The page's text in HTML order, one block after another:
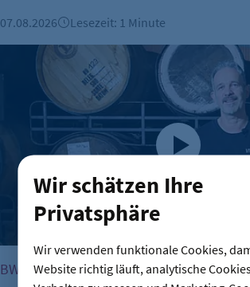
Wir schätzen Ihre
Privatsphäre
Wir verwenden funktionale Cookies,
Website richtig läuft, analytische
07.08.2026 Lesezeit: 1 Minute
Brauerei Lemke – Berlins
BW BESUCHT